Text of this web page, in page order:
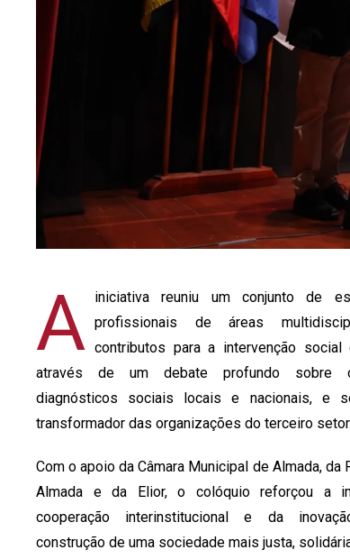
A iniciativa reuniu um conjunto de
profissionais de áreas
contributos para a intervenção social
através de um debate profundo sobre
diagnósticos sociais locais e nacionais, e
transformador das organizações do terceiro setor.
Com o apoio da Câmara Municipal de Almada, da
Almada e da Elior, o colóquio reforçou a
cooperação interinstitucional e da
construção de uma sociedade mais justa,